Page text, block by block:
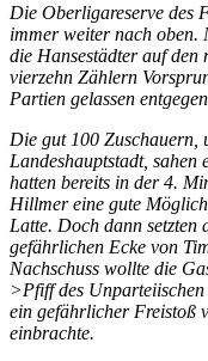
Die Oberligareserve des
immer weiter nach oben.
die Hansestädter auf den
vierzehn Zählern
Partien gelassen
Die gut 100 Zuschauern,
Landeshauptstadt,
hatten bereits in der 4.
Hillmer eine gute
Latte. Doch dann setzten
gefährlichen Ecke von
Nachschuss wollte die
>Pfiff des
ein gefährlicher Freistoß
einbrachte.